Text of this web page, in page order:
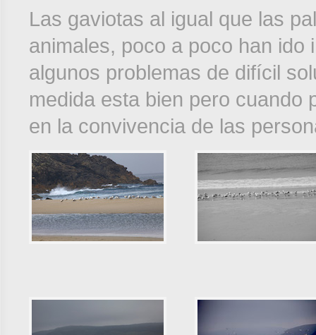
Las gaviotas al igual que las
animales, poco a poco han ido
algunos problemas de difícil
medida esta bien pero cuando
en la convivencia de las